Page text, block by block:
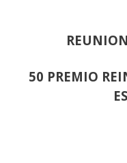
50 PREMIO